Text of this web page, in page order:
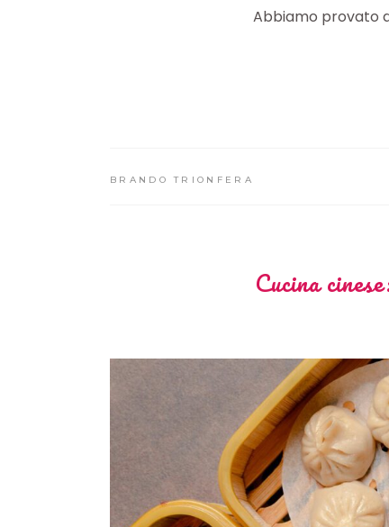
Abbiamo provato
BRANDO TRIONFERA
Cucina